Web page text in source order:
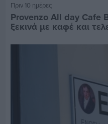
Πριν 10 ημέρες
Provenzo All day Cafe
ξεκινά με καφέ και